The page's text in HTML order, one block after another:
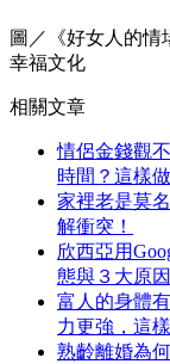
圖／《好女人的情
幸福文化
相關文章
情侶金錢觀
時間？這樣
家裡老是莫
解衝突！
欣西亞用
態與３大原因
富人的身體
力更強，這
熟齡離婚為